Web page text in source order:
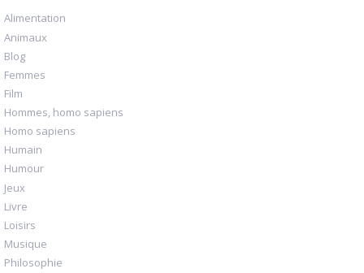
Alimentation
Animaux
Blog
Femmes
Film
Hommes, homo sapiens
Homo sapiens
Humain
Humour
Jeux
Livre
Loisirs
Musique
Philosophie